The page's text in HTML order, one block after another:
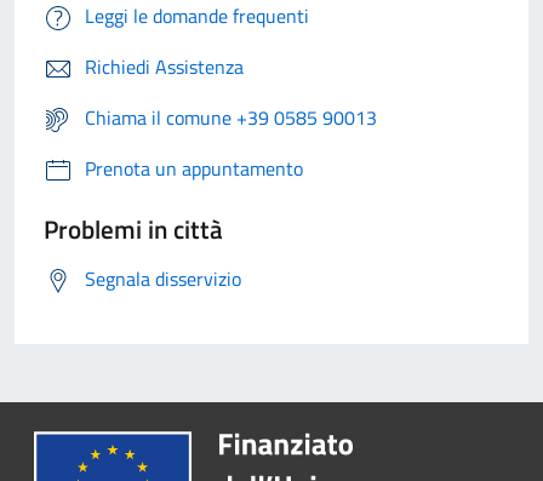
Leggi le domande frequenti
Richiedi Assistenza
Chiama il comune +39 0585 90013
Prenota un appuntamento
Problemi in città
Segnala disservizio